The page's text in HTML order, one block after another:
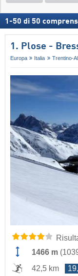
1 -50 di 50
1. Plose -
Europa Italia Trentino-
1466 m (
42,5 km